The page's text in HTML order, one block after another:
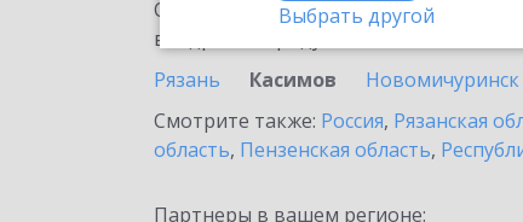
Выбрать другой
Ознакомьтесь с информационными
внедрение продукта.
Рязань
Касимов Новомичуринск
Смотрите также: Россия, Рязанская
область, Пензенская область,
Партнеры в вашем регионе: